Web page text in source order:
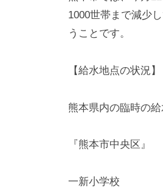
1000世帯まで減少
うことです。
【給水地点の状況】
熊本県内の臨時の給
『熊本市中央区』
一新小学校